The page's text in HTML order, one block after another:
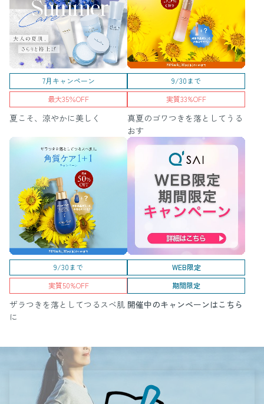
7月キャンペーン
最大35％OFF
夏こそ、涼やかに美しく
9/30まで
実質33%OFF
真夏のゴワつきを落としてうる
おす
9/30まで
実質50%OFF
ザラつきを落としてつるスベ肌
に
WEB限定
期間限定
開催中のキャンペーンはこちら